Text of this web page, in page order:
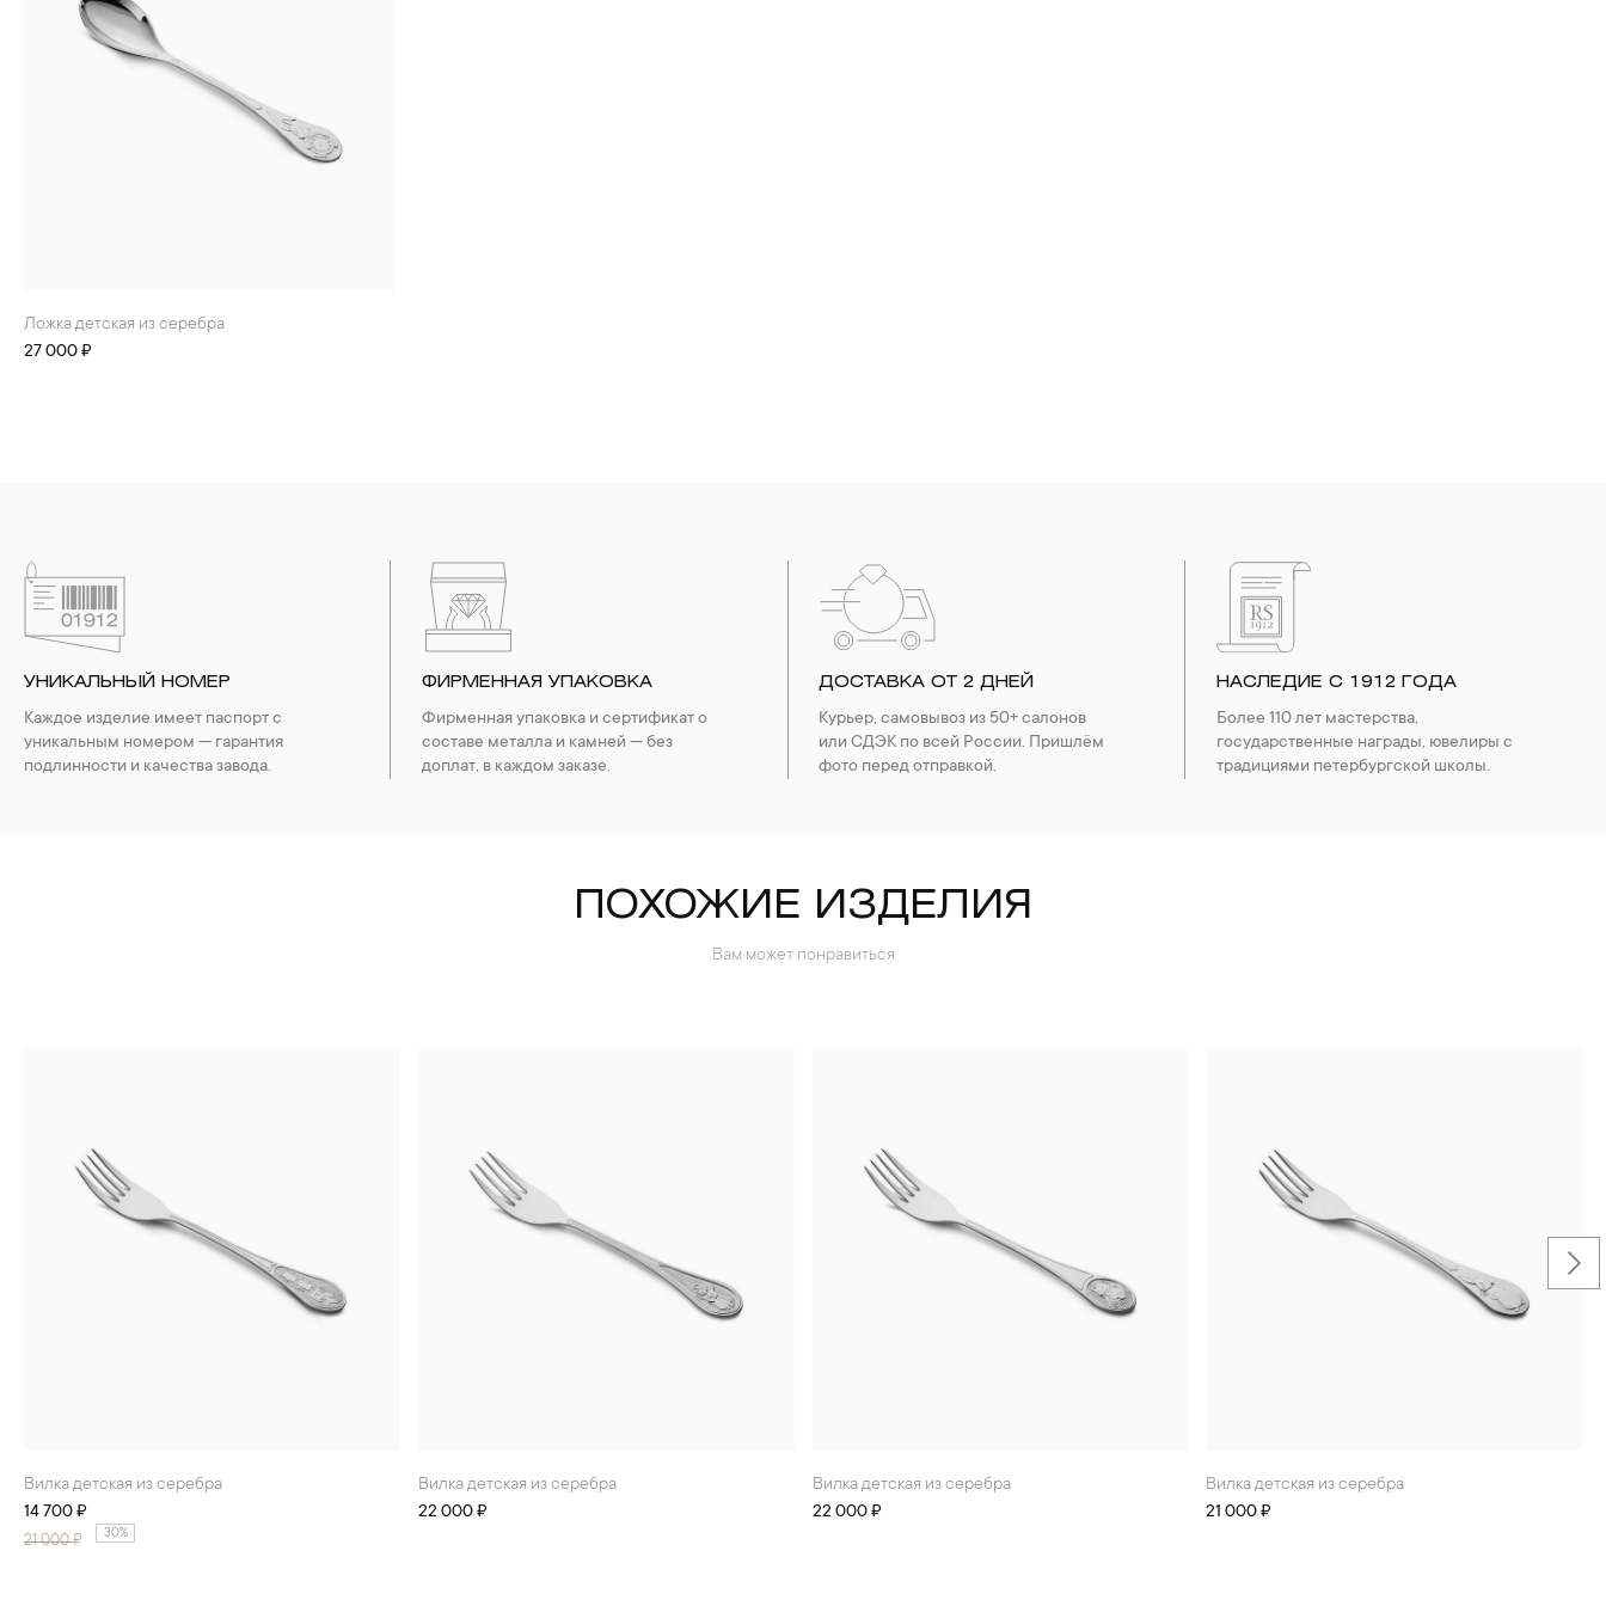
Ложка детская из серебра
27 000 ₽
УНИКАЛЬНЫЙ НОМЕР
Каждое изделие имеет паспорт с
уникальным номером — гарантия
подлинности и качества завода.
ФИРМЕННАЯ УПАКОВКА
Фирменная упаковка и сертификат о
составе металла и камней — без
доплат, в каждом заказе.
ДОСТАВКА ОТ 2 ДНЕЙ
Курьер, самовывоз из 50+ салонов
или СДЭК по всей России. Пришлём
фото перед отправкой.
НАСЛЕДИЕ С 1912 ГОДА
Более 110 лет мастерства,
государственные награды, ювелиры с
традициями петербургской школы.
ПОХОЖИЕ ИЗДЕЛИЯ
Вам может понравиться
Вилка детская из серебра
14 700 ₽
21 000₽ 30%
Вилка детская из серебра
22 000 ₽
Вилка детская из серебра
22 000 ₽
Вилка детская из серебра
21 000 ₽